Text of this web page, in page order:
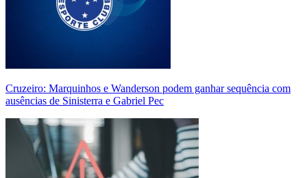
Cruzeiro: Marquinhos e Wanderson podem ganhar sequência com
ausências de Sinisterra e Gabriel Pec